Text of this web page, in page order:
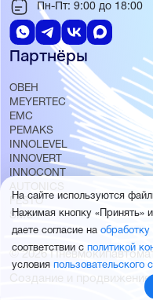
Партнёры
ОВЕН
MEYERTEC
EMC
PEMAKS
INNOLEVEL
INNOVERT
INNOCONT
AUTONICS
FESTO
SMC
Пн-Пт: 9:00 до 18:00
© 2026
Создание и продвижение
На сайте используются
Нажимая кнопку «Принять»
даете согласие на
соответствии с политикой
условия пользовательского